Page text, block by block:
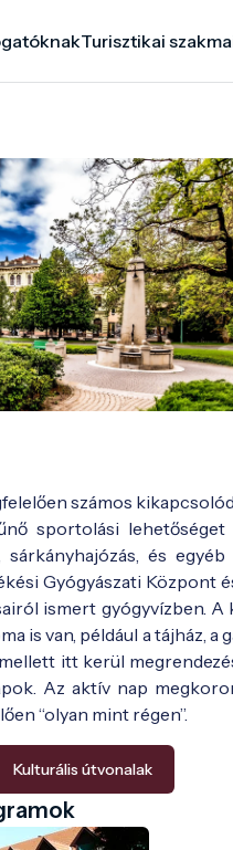
Turisztikai
számos
sportolási
sárkányhajózás, és
Gyógyászati Központ
ismert gyógyvízben.
is van, például a tájház,
itt kerül
Az aktív nap
“olyan mint régen”.
Kulturális útvonalak